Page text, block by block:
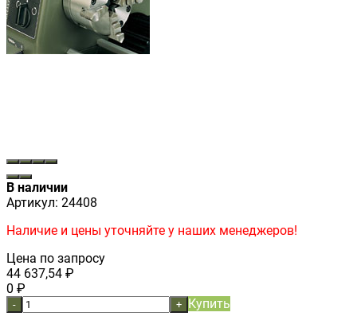
В наличии
Артикул: 24408
Наличие и цены уточняйте у наших менеджеров!
Цена по запросу
44 637,54 ₽
0 ₽
- + Купить